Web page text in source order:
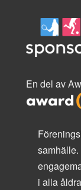
En del av
i alla